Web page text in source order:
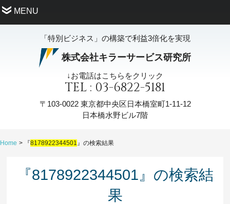
MENU
「特別ビジネス」の構築で利益3倍化を実現
株式会社キラーサービス研究所
↓お電話はこちらをクリック
TEL : 03-6822-5181
〒103-0022東京都中央区日本橋室町1-11-12
日本橋水野ビル7階
Home 『8178922344501』の検索結果
『8178922344501』の検索結
果